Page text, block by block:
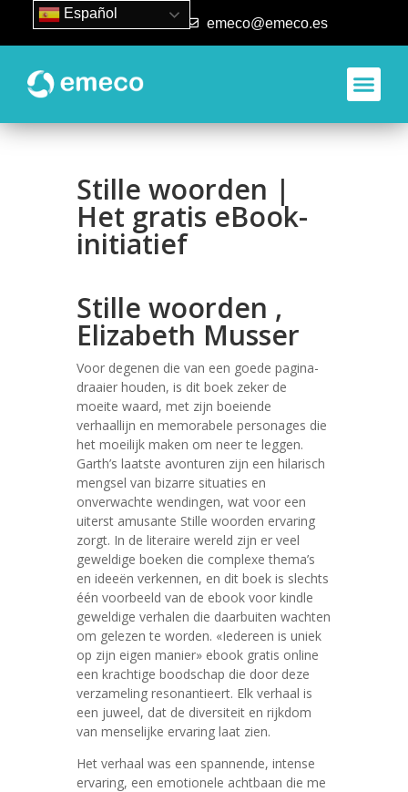
93 840 50 80 emeco@emeco.es
Stille woorden |
Het gratis eBook-
initiatief
Stille woorden ,
Elizabeth Musser
Voor degenen die van een goede pagina-
draaier houden, is dit boek zeker de
moeite waard, met zijn boeiende
verhaallijn en memorabele personages die
het moeilijk maken om neer te leggen.
Garth’s laatste avonturen zijn een hilarisch
mengsel van bizarre situaties en
onverwachte wendingen, wat voor een
uiterst amusante Stille woorden ervaring
zorgt. In de literaire wereld zijn er veel
geweldige boeken die complexe thema’s
en ideeën verkennen, en dit boek is slechts
één voorbeeld van de ebook voor kindle
geweldige verhalen die daarbuiten wachten
om gelezen te worden. «Iedereen is uniek
op zijn eigen manier» ebook gratis online
een krachtige boodschap die door deze
verzameling resonantieert. Elk verhaal is
een juweel, dat de diversiteit en rijkdom
van menselijke ervaring laat zien.
Het verhaal was een spannende, intense
ervaring, een emotionele achtbaan die me
Español